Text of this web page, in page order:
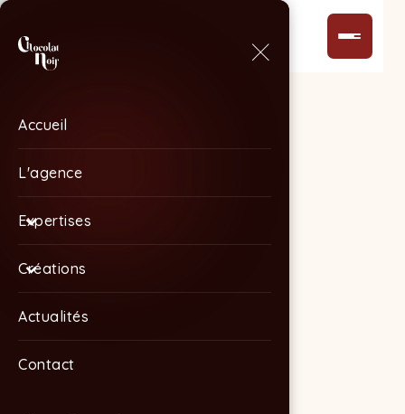
Accueil
L'agence
Expertises
Créations
Actualités
Contact
Accueil
L'agence
Expertises
Créations
Actualités
Contact